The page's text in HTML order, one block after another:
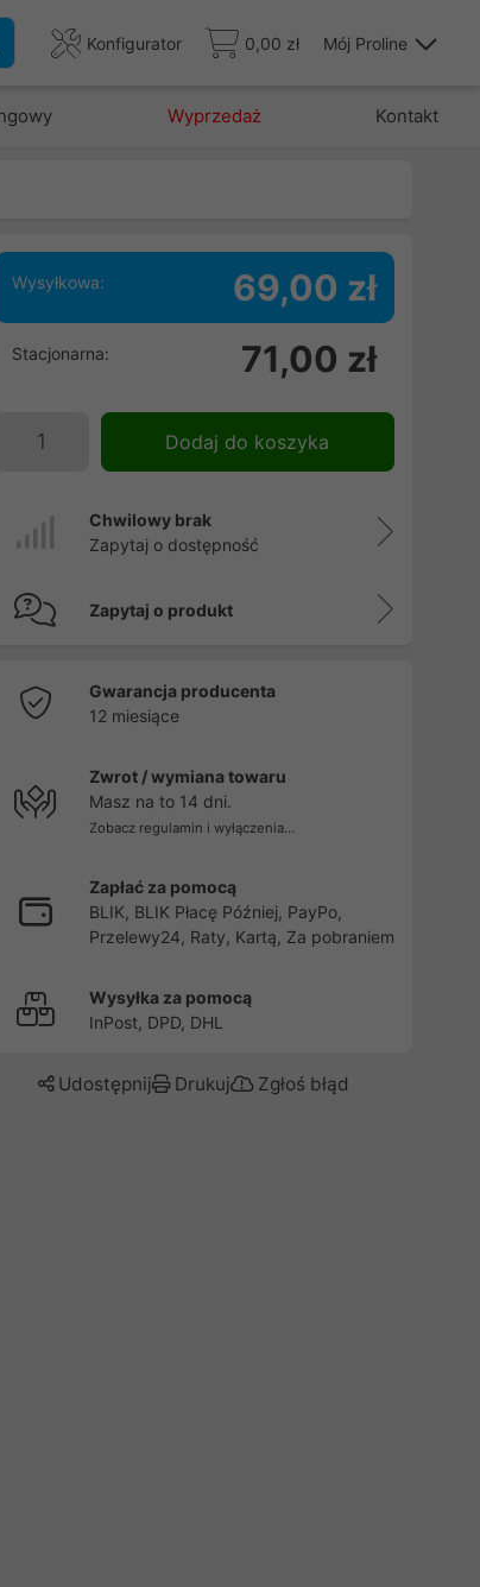
Konfigurator 0,00 zł Mój Proline
Wyprzedaż Kontakt
Wysyłkowa: 69,00 zł
Stacjonarna: 71,00 zł
Dodaj do koszyka
Chwilowy brak
Zapytaj o dostępność
Zapytaj o produkt
Gwarancja producenta
12 miesiące
Zwrot / wymiana towaru
Masz na to 14 dni.
Zobacz regulamin i wyłączenia...
Zapłać za pomocą
BLIK, BLIK Płacę Później, PayPo,
Przelewy24, Raty, Kartą, Za pobraniem
Wysyłka za pomocą
InPost, DPD, DHL
Udostępnij Drukuj Zgłoś błąd